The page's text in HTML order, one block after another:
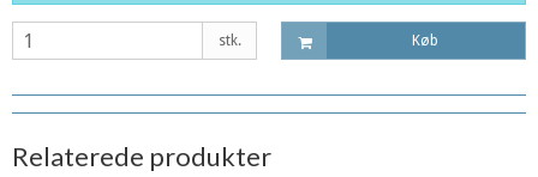
stk. Køb
Relaterede produkter